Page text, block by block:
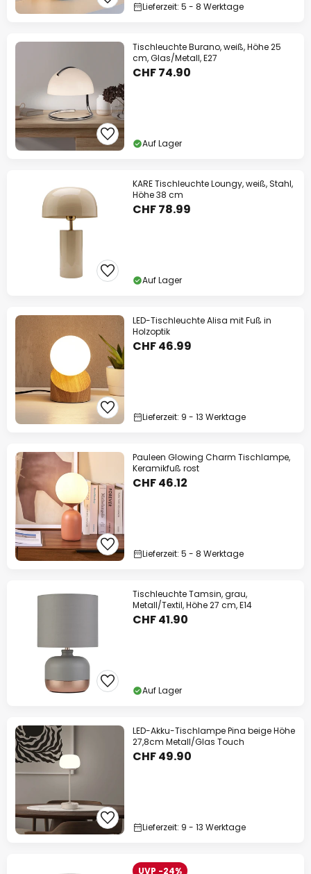
Lieferzeit: 5 - 8 Werktage
Tischleuchte Burano, weiß, Höhe 25
cm, Glas/Metall, E27
CHF 74.90
Auf Lager
KARE Tischleuchte Loungy, weiß, Stahl,
Höhe 38 cm
CHF 78.99
Auf Lager
LED-Tischleuchte Alisa mit Fuß in
Holzoptik
CHF 46.99
Lieferzeit: 9 - 13 Werktage
Pauleen Glowing Charm Tischlampe,
Keramikfuß rost
CHF 46.12
Lieferzeit: 5 - 8 Werktage
Tischleuchte Tamsin, grau,
Metall/Textil, Höhe 27 cm, E14
CHF 41.90
Auf Lager
LED-Akku-Tischlampe Pina beige Höhe
27,8cm Metall/Glas Touch
CHF 49.90
Lieferzeit: 9 - 13 Werktage
UVP -24%